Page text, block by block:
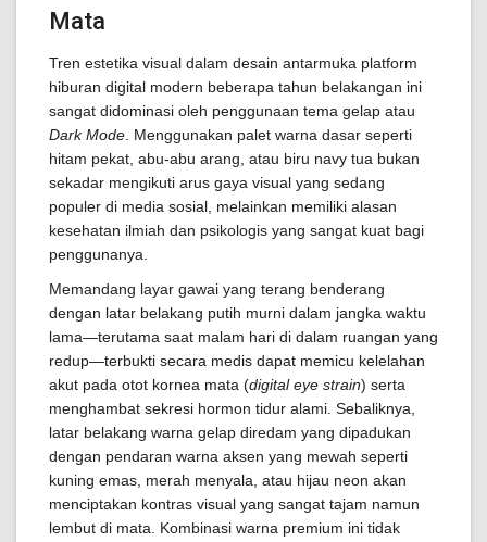
Mata
Tren estetika visual dalam desain antarmuka platform
hiburan digital modern beberapa tahun belakangan ini
sangat didominasi oleh penggunaan tema gelap atau
Dark Mode . Menggunakan palet warna dasar seperti
hitam pekat, abu-abu arang, atau biru navy tua bukan
sekadar mengikuti arus gaya visual yang sedang
populer di media sosial, melainkan memiliki alasan
kesehatan ilmiah dan psikologis yang sangat kuat bagi
penggunanya.
Memandang layar gawai yang terang benderang
dengan latar belakang putih murni dalam jangka waktu
lama—terutama saat malam hari di dalam ruangan yang
redup—terbukti secara medis dapat memicu kelelahan
akut pada otot kornea mata (digital eye strain) serta
menghambat sekresi hormon tidur alami. Sebaliknya,
latar belakang warna gelap diredam yang dipadukan
dengan pendaran warna aksen yang mewah seperti
kuning emas, merah menyala, atau hijau neon akan
menciptakan kontras visual yang sangat tajam namun
lembut di mata. Kombinasi warna premium ini tidak